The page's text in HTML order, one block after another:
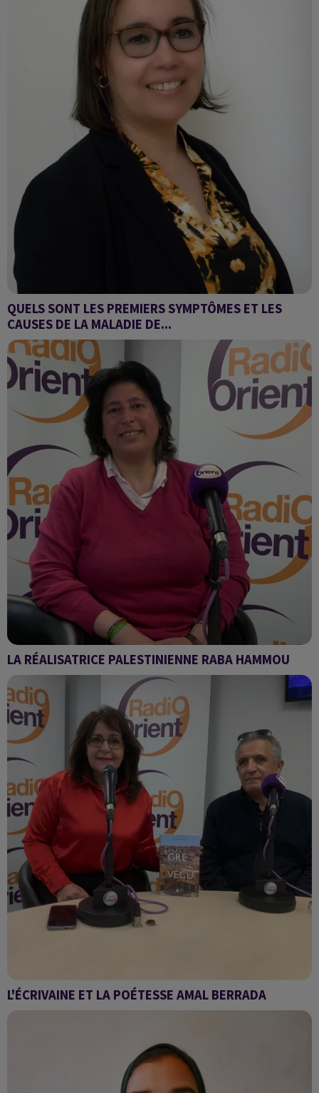
QUELS SONT LES PREMIERS SYMPTÔMES ET LES
CAUSES DE LA MALADIE DE...
Les réponses du Dr Souâd Naimi,
LA RÉALISATRICE PALESTINIENNE RABA HAMMOU
Sawa
L'ÉCRIVAINE ET LA POÉTESSE AMAL BERRADA
Sawa